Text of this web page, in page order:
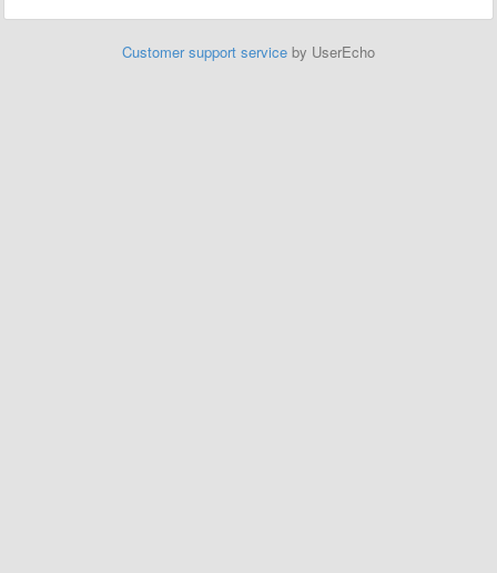
Customer support service by UserEcho